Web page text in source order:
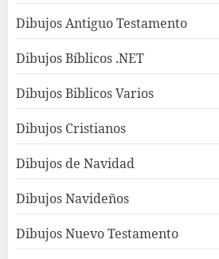
Dibujos Antiguo Testamento
Dibujos Bíblicos .NET
Dibujos Biblicos Varios
Dibujos Cristianos
Dibujos de Navidad
Dibujos Navideños
Dibujos Nuevo Testamento